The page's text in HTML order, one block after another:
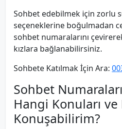
Sohbet edebilmek için zorlu
seçeneklerine boğulmadan
sohbet numaralarını
kızlara bağlanabilirsiniz.
Sohbete Katılmak İçin Ara:
Sohbet
Hangi Konuları
Konuşabilirim?